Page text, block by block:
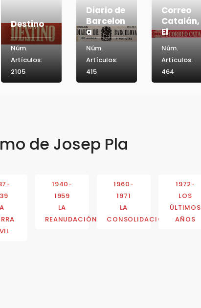
Destino
Núm.
Artículos:
2105
Diario de
Barcelon
a
Núm.
Artículos:
415
Correo
Catalán,
El
Núm.
Artículos:
464
de Josep Pla
1940-
1959
LA
REANUDACIÓN
1960-
1971
LA
CONSOLIDACIÓN
1972-
LOS
ÚLTIMOS
AÑOS